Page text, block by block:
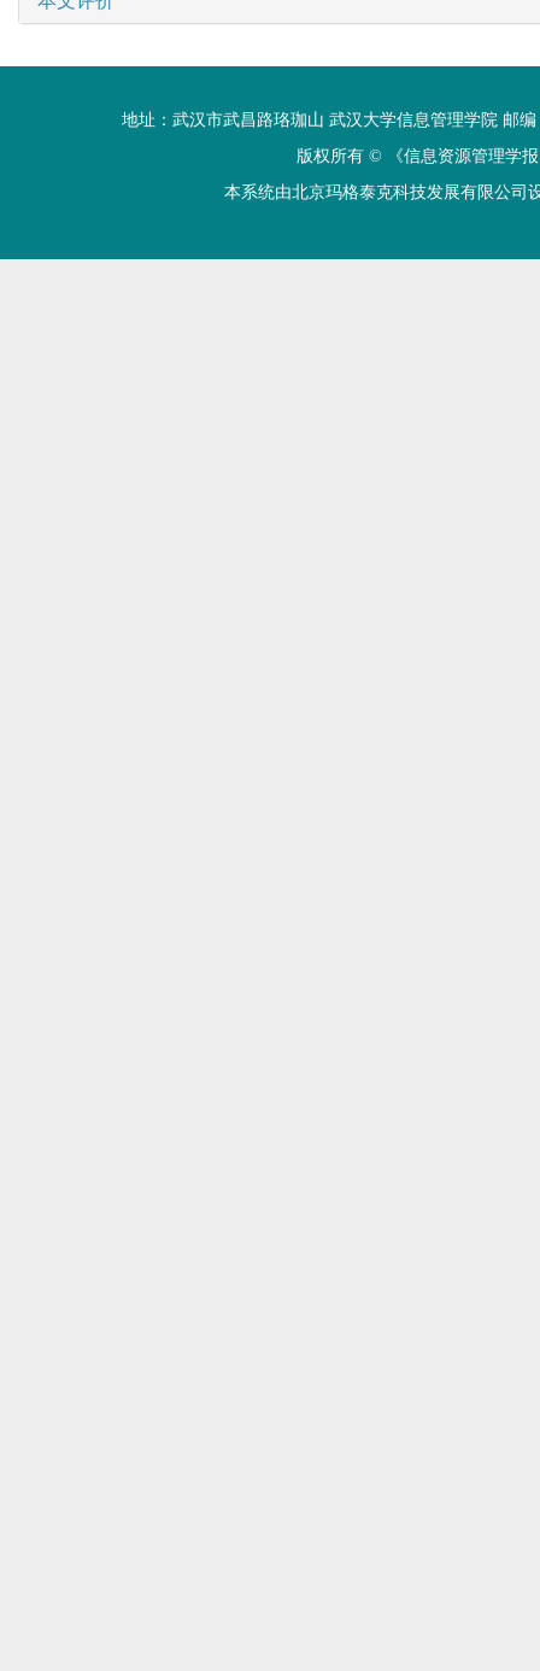
地址：武汉市武昌路珞珈山 武汉大学信息管理学院 邮编
版权所有 ©
《信息资源管理学
本系统由北京玛格泰克科技发展有限公司